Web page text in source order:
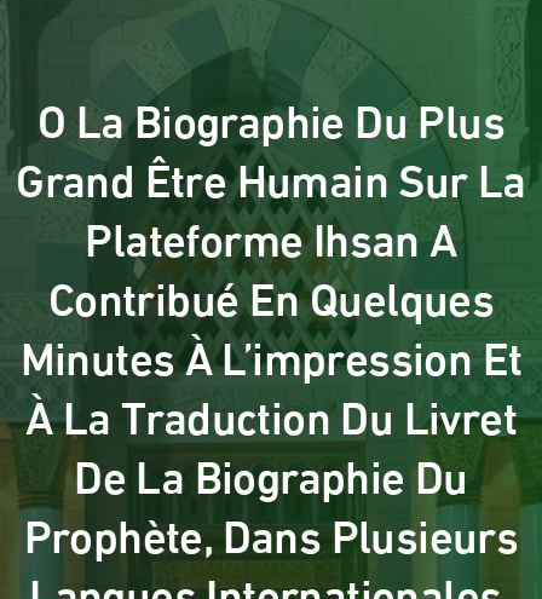
O La Biographie Du Plus
Grand Être Humain Sur La
Plateforme Ihsan A
Contribué En Quelques
Minutes À L’impression Et
À La Traduction Du Livret
De La Biographie Du
Prophète, Dans Plusieurs